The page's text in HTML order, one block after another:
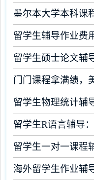
墨尔本大学本科课
留学生辅导作业费
留学生硕士论文辅
门门课程拿满绩，
留学生物理统计辅
留学生一对一课程
海外留学生作业辅